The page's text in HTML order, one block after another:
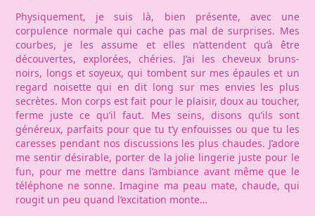
Physiquement, je suis là, bien présente, avec une
corpulence normale qui cache pas mal de surprises. Mes
courbes, je les assume et elles n’attendent qu’à être
découvertes, explorées, chéries. J’ai les cheveux bruns-
noirs, longs et soyeux, qui tombent sur mes épaules et un
regard noisette qui en dit long sur mes envies les plus
secrètes. Mon corps est fait pour le plaisir, doux au toucher,
ferme juste ce qu’il faut. Mes seins, disons qu’ils sont
généreux, parfaits pour que tu t’y enfouisses ou que tu les
caresses pendant nos discussions les plus chaudes. J’adore
me sentir désirable, porter de la jolie lingerie juste pour le
fun, pour me mettre dans l’ambiance avant même que le
téléphone ne sonne. Imagine ma peau mate, chaude, qui
rougit un peu quand l’excitation monte…